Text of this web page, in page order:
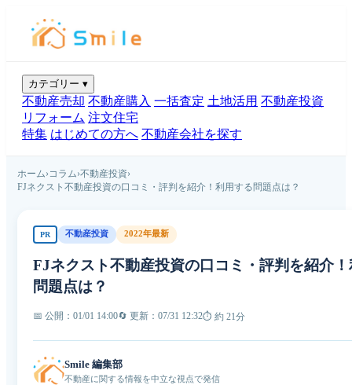
カテゴリー ▾
不動産売却 不動産購入 一括査定 土地活用 不動産投資
リフォーム 注文住宅
特集 はじめての方へ 不動産会社を探す
ホーム›コラム›不動産投資›
FJネクスト不動産投資の口コミ・評判を紹介！利用する問題点は？
PR 不動産投資 2022年最新
FJネクスト不動産投資の口コミ・評判を紹介
問題点は？
📅 公開：01/01 14:00🔄 更新：07/31 12:32⏱ 約 21分
Smile 編集部
不動産に関する情報を中立な視点で発信